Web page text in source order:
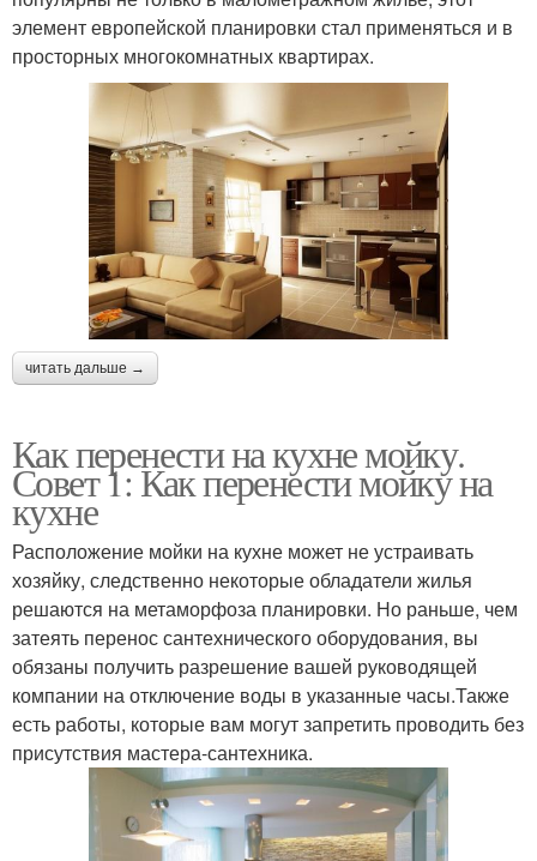
элемент европейской планировки стал применяться и в
просторных многокомнатных квартирах.
читать дальше →
Как перенести на кухне мойку.
Совет 1: Как перенести мойку на
кухне
Расположение мойки на кухне может не устраивать
хозяйку, следственно некоторые обладатели жилья
решаются на метаморфоза планировки. Но раньше, чем
затеять перенос сантехнического оборудования, вы
обязаны получить разрешение вашей руководящей
компании на отключение воды в указанные часы.Также
есть работы, которые вам могут запретить проводить без
присутствия мастера-сантехника.